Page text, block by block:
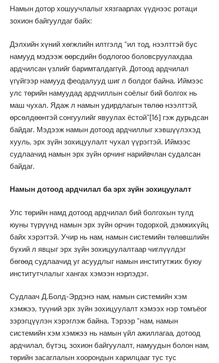
Намын дотор хошуучлалыг хязгаарлах үүднээс ротаци
зохион байгуулдаг байх:
Дэлхийн хүний хөгжлийн илтгэлд “ил тод, нээлттэй бус
намууд мэдээж өөрсдийн бодлогоо боловсруулахдаа
ардчилсан үзлийг баримталдаггүй. Дотоод ардчилал
үгүйгээр намууд феодалууд шиг л болдог байна. Иймээс
улс төрийн намуудад ардчиллын соёлыг бий болгох нь
маш чухал. Ядаж л намын удирдлагын төлөө нээлттэй,
өрсөлдөөнтэй сонгуулийг явуулах ёстой”[16] гэж дурьдсан
байдаг. Мэдээж намын дотоод ардчиллыг хэвшүүлэхэд
хууль, эрх зүйн зохицуулалт чухал үүрэгтэй. Иймээс
судлаачид намын эрх зүйн орчинг нарийвчлан судалсан
байдаг.
Намын дотоод ардчилал ба эрх зүйн зохицуулалт
Улс төрийн намд дотоод ардчилал бий болгохын тулд
юуны түрүүнд намын эрх зүйн орчин тодорхой, дэмжихүйц
байх хэрэгтэй. Учир нь нам, намын системийн төлөвшлийн
бүхий л явцыг эрх зүйн зохицуулалтаар чиглүүлдэг
бөгөөд судлаачид уг асуудлыг намын институтжих буюу
институтчлалыг хангах хэмээн нэрлэдэг.
Судлаач Д.Болд-Эрдэнэ нам, намын системийн хэм
хэмжээ, туүний эрх зүйн зохицуулалт хэмээх нэр томъёог
зэрэгцүүлэн хэрэглэж байна. Тэрээр “нам, намын
системийн хэм хэмжээ нь намын үйл ажиллагаа, дотоод
ардчилал, бүтэц, зохион байгуулалт, намуудын болон нам,
төрийн засаглалын хоорондын харилцааг тус тус